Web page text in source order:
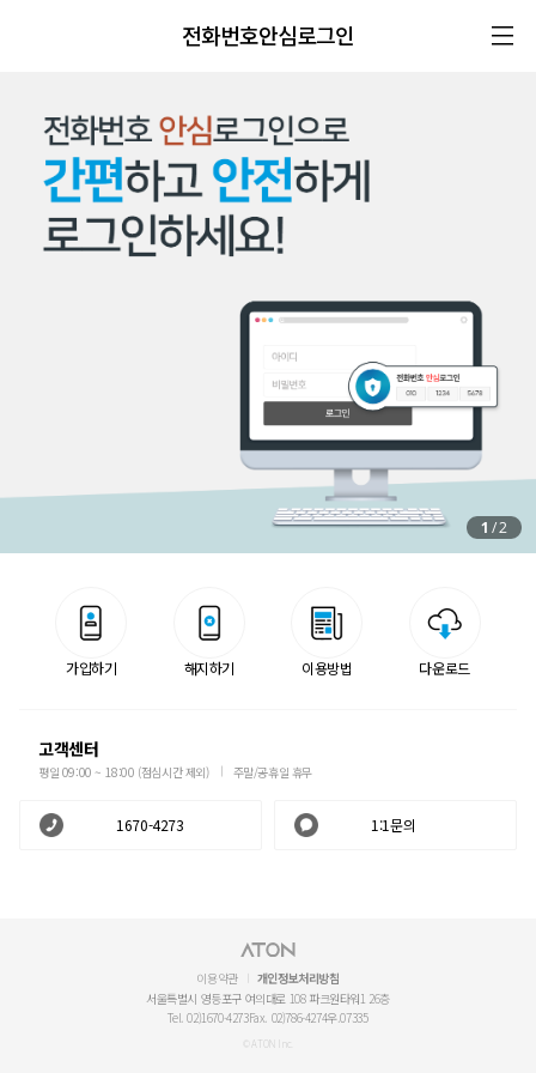
전화번호안심로그인
1 /2
가입하기 해지하기 이용방법 다운로드
고객센터
평일 09:00 ~ 18:00 (점심시간 제외) 주말/공휴일 휴무
1670-4273 1:1문의
이용약관
개인정보처리방침
서울특별시 영등포구 여의대로 108 파크원타워1 26층
Tel. 02)1670-4273Fax. 02)786-4274우.07335
© ATON Inc.